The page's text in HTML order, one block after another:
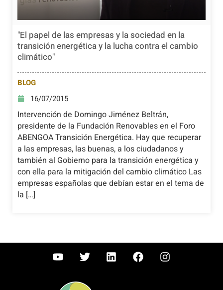
"El papel de las empresas y la sociedad en la
transición energética y la lucha contra el cambio
climático"
BLOG
16/07/2015
Intervención de Domingo Jiménez Beltrán,
presidente de la Fundación Renovables en el Foro
ABENGOA Transición Energética. Hay que recuperar
a las empresas, las buenas, a los ciudadanos y
también al Gobierno para la transición energética y
con ella para la mitigación del cambio climático Las
empresas españolas que debían estar en el tema de
la […]